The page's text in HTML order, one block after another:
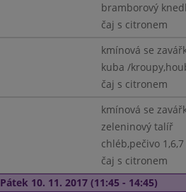
bramborový
čaj s citronem
kmínová se
kuba /
čaj s citronem
kmínová se
zeleninový talíř
chléb,pečivo 1,6,7
čaj s citronem
Pátek 10. 11. 2017 (11:45 - 14:45)